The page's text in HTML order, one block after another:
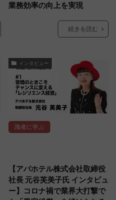
業務効率の向上を実現
続きを読む
インタビュー
識者に学ぶ
【アパホテル株式会社取締役
社長 元谷芙美子氏 インタビュ
ー】コロナ禍で業界大打撃で